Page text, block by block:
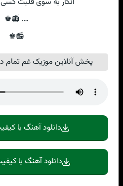
…. 📻♚
📻♚
پخش آنلاین موزیک غم تمام
دانلود آهنگ با
دانلود آهنگ با